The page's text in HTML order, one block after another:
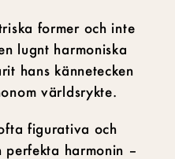
former och inte
lugnt harmoniska
hans kännetecken
världsrykte.
figurativa och
harmonin –